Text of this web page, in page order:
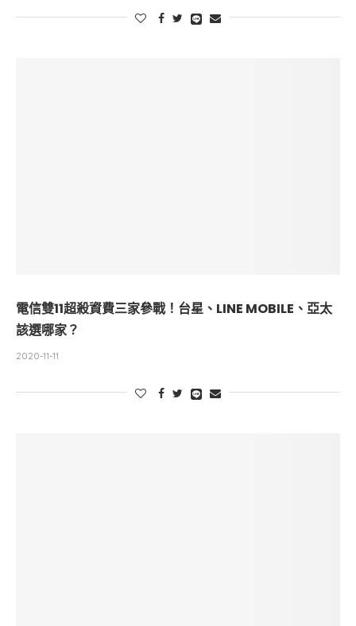
電信雙11超殺資費三家參戰！台星、LINE MOBILE、亞太
該選哪家？
2020-11-11